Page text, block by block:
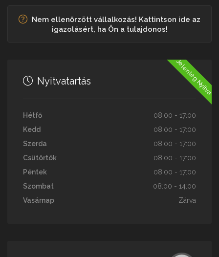
Nem ellenőrzött vállalkozás! Kattintson ide az
igazolásért, ha Ön a tulajdonos!
Jelenleg Nyitva
Nyitvatartás
Hétfő
08:00 - 17:00
Kedd
08:00 - 17:00
Szerda
08:00 - 17:00
Csütörtök
08:00 - 17:00
Péntek
08:00 - 17:00
Szombat
08:00 - 14:00
Vasárnap
Zárva